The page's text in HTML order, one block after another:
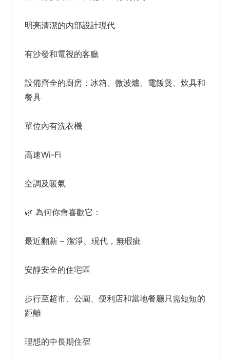
明亮清潔的內部設計現代
有沙發和電視的客廳
設備齊全的廚房：冰箱、微波爐、電飯煲、炊具和
餐具
單位內有洗衣機
高速Wi-Fi
空調及暖氣
🌿 為何你會喜歡它：
最近翻新 – 潔淨、現代，無瑕疵
安靜安全的住宅區
步行至超市、公園、便利店和當地餐廳只需短短的
距離
理想的中長期住宿